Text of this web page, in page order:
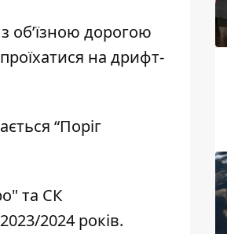
об’їзною дорогою
на дрифт-
“Поріг
та СК
2024 років.